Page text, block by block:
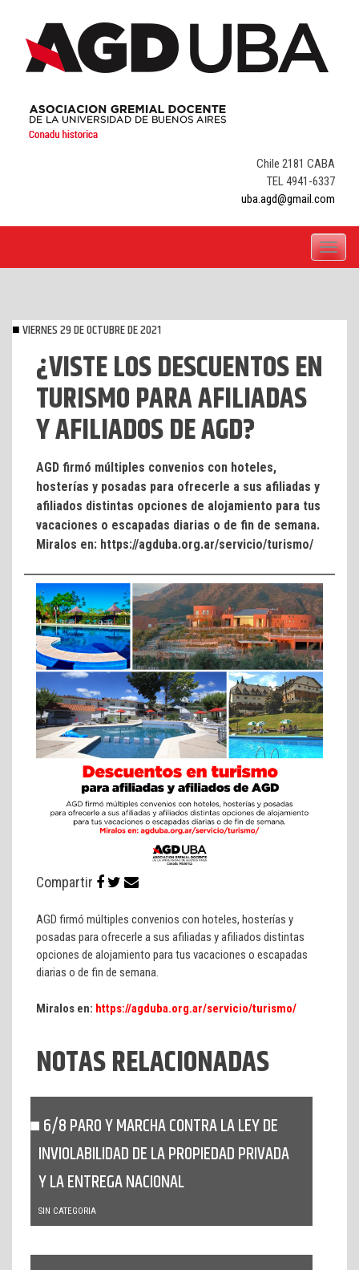
content
Chile 2181 CABA
TEL 4941-6337
uba.agd@gmail.com
Toggle
VIERNES 29 DE OCTUBRE DE 2021
¿VISTE LOS DESCUENTOS EN
TURISMO PARA AFILIADAS
Y AFILIADOS DE AGD?
AGD firmó múltiples convenios con hoteles,
hosterías y posadas para ofrecerle a sus afiliadas y
afiliados distintas opciones de alojamiento para tus
vacaciones o escapadas diarias o de fin de semana.
Miralos en: https://agduba.org.ar/servicio/turismo/
Compartir
AGD firmó múltiples convenios con hoteles, hosterías y
posadas para ofrecerle a sus afiliadas y afiliados distintas
opciones de alojamiento para tus vacaciones o escapadas
diarias o de fin de semana.
Miralos en: https://agduba.org.ar/servicio/turismo/
NOTAS RELACIONADAS
6/8 PARO Y MARCHA CONTRA LA LEY DE
INVIOLABILIDAD DE LA PROPIEDAD PRIVADA
Y LA ENTREGA NACIONAL
SIN CATEGORIA